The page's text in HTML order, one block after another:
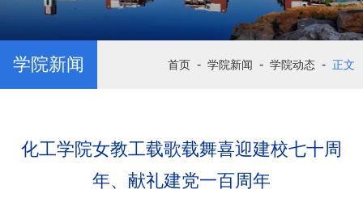
学院新闻 首页 - 学院新闻 - 学院动态 - 正文
化工学院女教工载歌载舞喜迎建校七十周
年、献礼建党一百周年